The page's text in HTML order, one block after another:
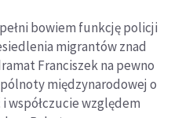
bowiem funkcję policji
migrantów znad
Franciszek na pewno
międzynarodowej o
współczucie względem